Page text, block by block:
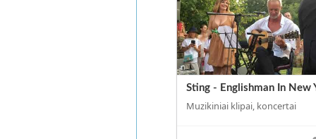
Sting - Englishman In New
Muzikiniai klipai, koncertai